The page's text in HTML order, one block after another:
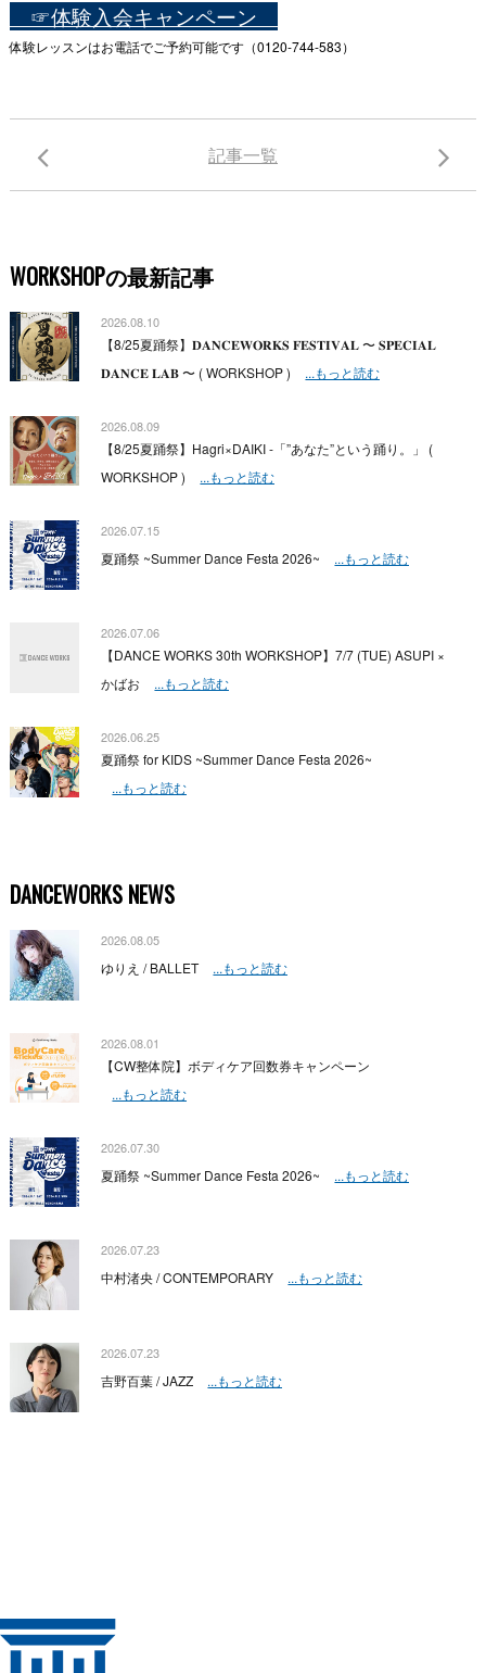
☞体験入会キャンペーン
体験レッスンはお電話でご予約可能です（0120-744-583）
記事一覧
WORKSHOPの最新記事
2026.08.10
【8/25夏踊祭】𝐃𝐀𝐍𝐂𝐄𝐖𝐎𝐑𝐊𝐒 𝐅𝐄𝐒𝐓𝐈𝐕𝐀𝐋 〜 𝐒𝐏𝐄𝐂𝐈𝐀𝐋
𝐃𝐀𝐍𝐂𝐄 𝐋𝐀𝐁 〜 ( WORKSHOP )
...もっと読む
2026.08.09
【8/25夏踊祭】Hagri×DAIKI -「”あなた”という踊り。」 (
WORKSHOP )
...もっと読む
2026.07.15
夏踊祭 ~Summer Dance Festa 2026~ ...もっと読む
2026.07.06
【DANCE WORKS 30th WORKSHOP】7/7 (TUE) ASUPI ×
かばお
...もっと読む
2026.06.25
夏踊祭 for KIDS ~Summer Dance Festa 2026~
...もっと読む
DANCEWORKS NEWS
2026.08.05
ゆりえ / BALLET ...もっと読む
2026.08.01
【CW整体院】ボディケア回数券キャンペーン
...もっと読む
2026.07.30
夏踊祭 ~Summer Dance Festa 2026~ ...もっと読む
2026.07.23
中村渚央 / CONTEMPORARY ...もっと読む
2026.07.23
吉野百葉 / JAZZ ...もっと読む